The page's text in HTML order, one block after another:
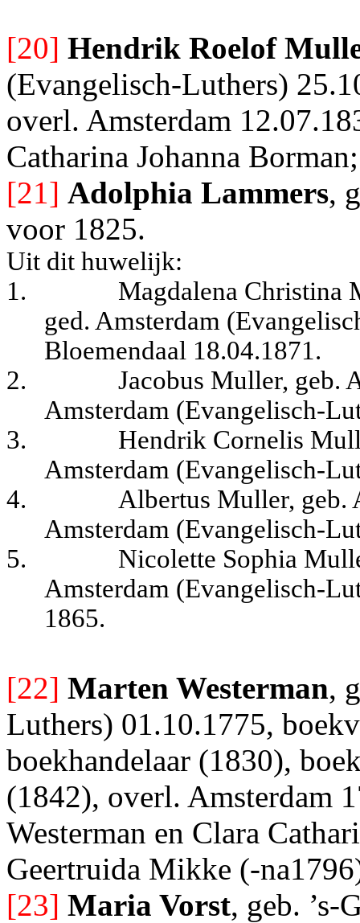
[20] Hendrik Roelof
(Evangelisch-Luthers)
overl. Amsterdam
Catharina Johanna
[21] Adolphia Lammers,
voor 1825.
Uit dit huwelijk:
1.
Magdalena Christina
ged. Amsterdam
Bloemendaal 18.04.1871.
2.
Jacobus Muller, geb.
Amsterdam (Evangelisch-
3.
Hendrik Cornelis
Amsterdam (Evangelisch-
4.
Albertus Muller, geb.
Amsterdam (Evangelisch-
5.
Nicolette Sophia
Amsterdam (Evangelisch-
1865.
[22] Marten Westerman,
Luthers) 01.10.1775,
boekhandelaar (1830),
(1842), overl. Amsterdam
Westerman en Clara
Geertruida Mikke (-
[23] Maria Vorst, geb. ’s-